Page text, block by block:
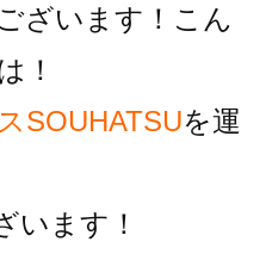
ざいます！こん
！
SOUHATSUを運
います！